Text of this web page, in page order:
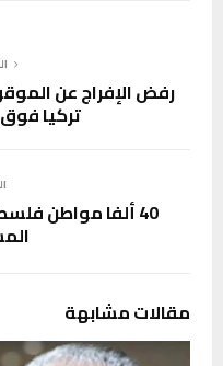
رفض الإفراج عن
تركيا
40 ألفا مواطن
مقالات مشابهة